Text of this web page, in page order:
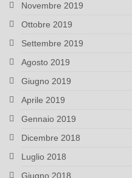
Novembre 2019
Ottobre 2019
Settembre 2019
Agosto 2019
Giugno 2019
Aprile 2019
Gennaio 2019
Dicembre 2018
Luglio 2018
Giugno 2018